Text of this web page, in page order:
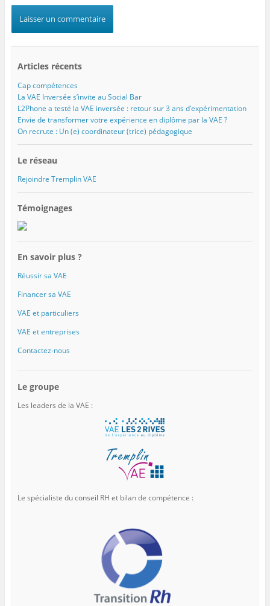
Articles récents
Cap compétences
La VAE Inversée s’invite au Social Bar
L2Phone a testé la VAE inversée : retour sur 3 ans d’expérimentation
Envie de transformer votre expérience en diplôme par la VAE ?
On recrute : Un (e) coordinateur (trice) pédagogique
Le réseau
Rejoindre Tremplin VAE
Témoignages
En savoir plus ?
Réussir sa VAE
Financer sa VAE
VAE et particuliers
VAE et entreprises
Contactez-nous
Le groupe
Les leaders de la VAE :
Le spécialiste du conseil RH et bilan de compétence :